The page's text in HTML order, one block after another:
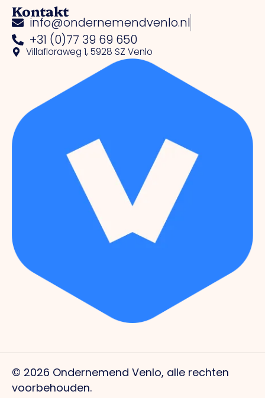
Kontakt
info@ondernemendvenlo.nl
+31 (0)77 39 69 650
Villafloraweg 1, 5928 SZ Venlo
© 2026 Ondernemend Venlo, alle rechten
voorbehouden.